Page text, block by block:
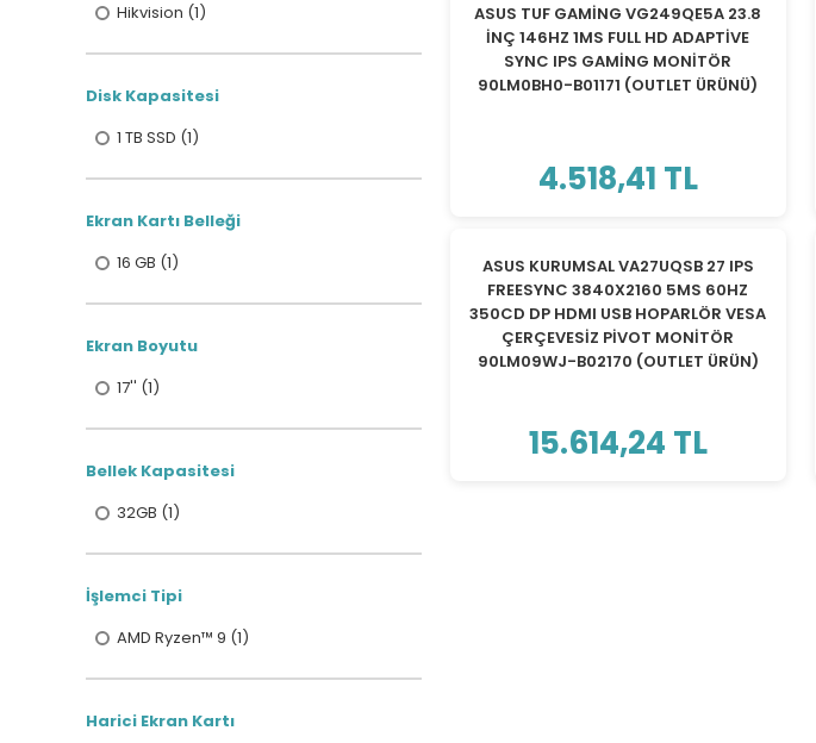
Hikvision (1)
Disk Kapasitesi
1 TB SSD (1)
Ekran Kartı Belleği
16 GB (1)
Ekran Boyutu
17'' (1)
Bellek Kapasitesi
32GB (1)
İşlemci Tipi
AMD Ryzen™ 9 (1)
Harici Ekran Kartı
ASUS TUF GAMİNG VG249QE5A 23.8
İNÇ 146HZ 1MS FULL HD ADAPTİVE
SYNC IPS GAMİNG MONİTÖR
90LM0BH0-B01171 (OUTLET ÜRÜNÜ)
4.518,41 TL
ASUS KURUMSAL VA27UQSB 27 IPS
FREESYNC 3840X2160 5MS 60HZ
350CD DP HDMI USB HOPARLÖR VESA
ÇERÇEVESİZ PİVOT MONİTÖR
90LM09WJ-B02170 (OUTLET ÜRÜN)
15.614,24 TL